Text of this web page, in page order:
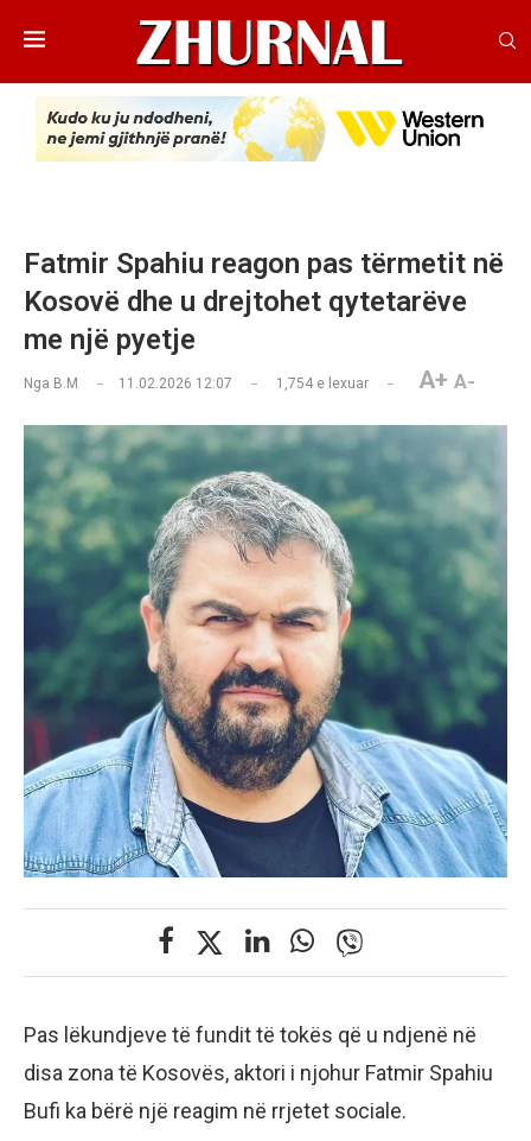
Fatmir Spahiu reagon pas tërmetit në
Kosovë dhe u drejtohet qytetarëve
me një pyetje
Nga B.M 11.02.2026 12:07 1,754 e lexuar A+ A-
Pas lëkundjeve të fundit të tokës që u ndjenë në
disa zona të Kosovës, aktori i njohur Fatmir Spahiu
Bufi ka bërë një reagim në rrjetet sociale.